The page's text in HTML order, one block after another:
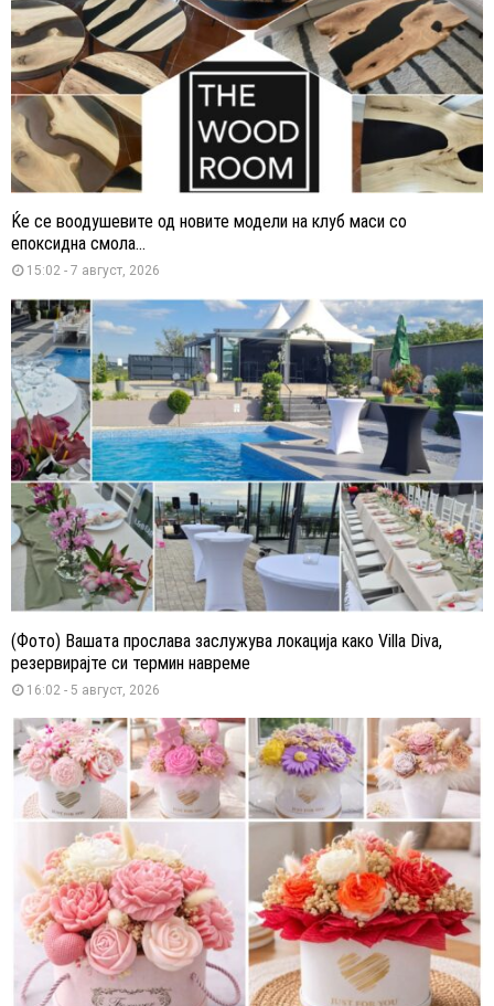
Ќе се воодушевите од новите модели на клуб маси со
епоксидна смола...
15:02 - 7 август, 2026
(Фото) Вашата прослава заслужува локација како Villa Diva,
резервирајте си термин навреме
16:02 - 5 август, 2026